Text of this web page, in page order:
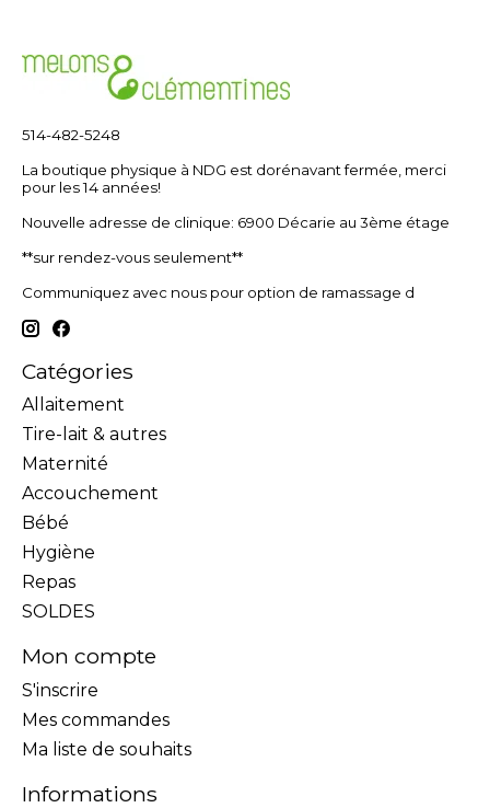
514-482-5248
La boutique physique à NDG est dorénavant fermée, merci
pour les 14 années!
Nouvelle adresse de clinique: 6900 Décarie au 3ème étage
**sur rendez-vous seulement**
Communiquez avec nous pour option de ramassage d
Catégories
Allaitement
Tire-lait & autres
Maternité
Accouchement
Bébé
Hygiène
Repas
SOLDES
Mon compte
S'inscrire
Mes commandes
Ma liste de souhaits
Informations